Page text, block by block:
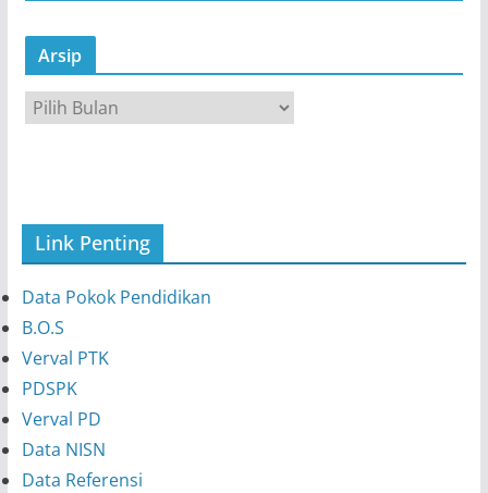
Arsip
r
Link Penting
Data Pokok Pendidikan
B.O.S
Verval PTK
PDSPK
Verval PD
Data NISN
Data Referensi